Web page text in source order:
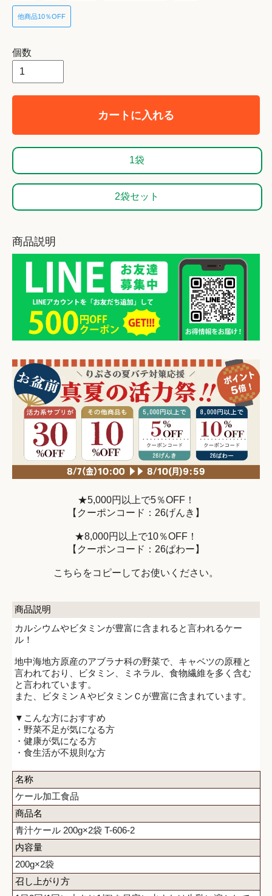
他商品10％OFF
個数
カートに入れる
1袋
2袋セット
商品説明
★5,000円以上で5％OFF！
【クーポンコード：26げんき】
★8,000円以上で10％OFF！
【クーポンコード：26ぱわー】
こちらをコピーしてお使いください。
商品説明
カルシウムやビタミンが豊富に含まれると言われるケー
ル！
地中海地方原産のアブラナ科の野菜で、キャベツの原種と
言われており、ビタミン、ミネラル、食物繊維を多く含む
と言われています。
また、ビタミンＡやビタミンＣが豊富に含まれています。
▼こんな方におすすめ
・野菜不足が気になる方
・健康が気になる方
・食生活が不規則な方
名称
ケール加工食品
商品名
青汁ケール 200g×2袋 T-606-2
内容量
200g×2袋
召し上がり方